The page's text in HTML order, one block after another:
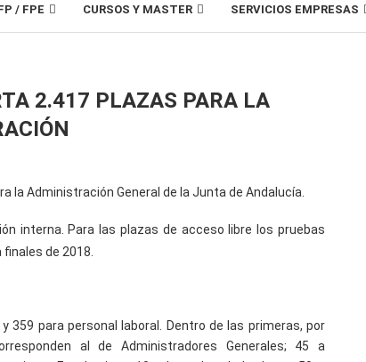
/ FPE CURSOS Y MASTER SERVICIOS EMPRESAS
2.417 PLAZAS PARA LA
la Administración General de la Junta de Andalucía.
interna. Para las plazas de acceso libre los pruebas
de 2018.
359 para personal laboral. Dentro de las primeras, por
al de Administradores Generales; 45 a